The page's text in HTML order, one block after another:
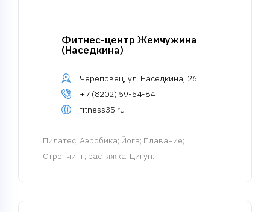
Фитнес-центр Жемчужина
(Наседкина)
Череповец, ул. Наседкина, 26
+7 (8202) 59-54-84
fitness35.ru
Пилатес; Аэробика; Йога; Плавание;
Стретчинг; растяжка; Цигун...